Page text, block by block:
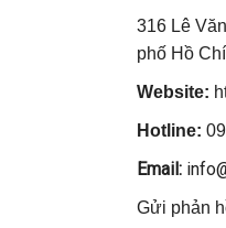
316 Lê
phố Hồ
Website:
Hotline:
Email:
Gửi phản